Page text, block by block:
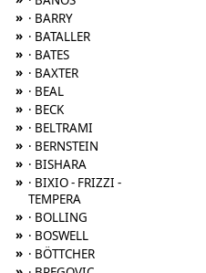
» · BARRY
» · BATALLER
» · BATES
» · BAXTER
» · BEAL
» · BECK
» · BELTRAMI
» · BERNSTEIN
» · BISHARA
» · BIXIO - FRIZZI -
TEMPERA
» · BOLLING
» · BOSWELL
» · BÖTTCHER